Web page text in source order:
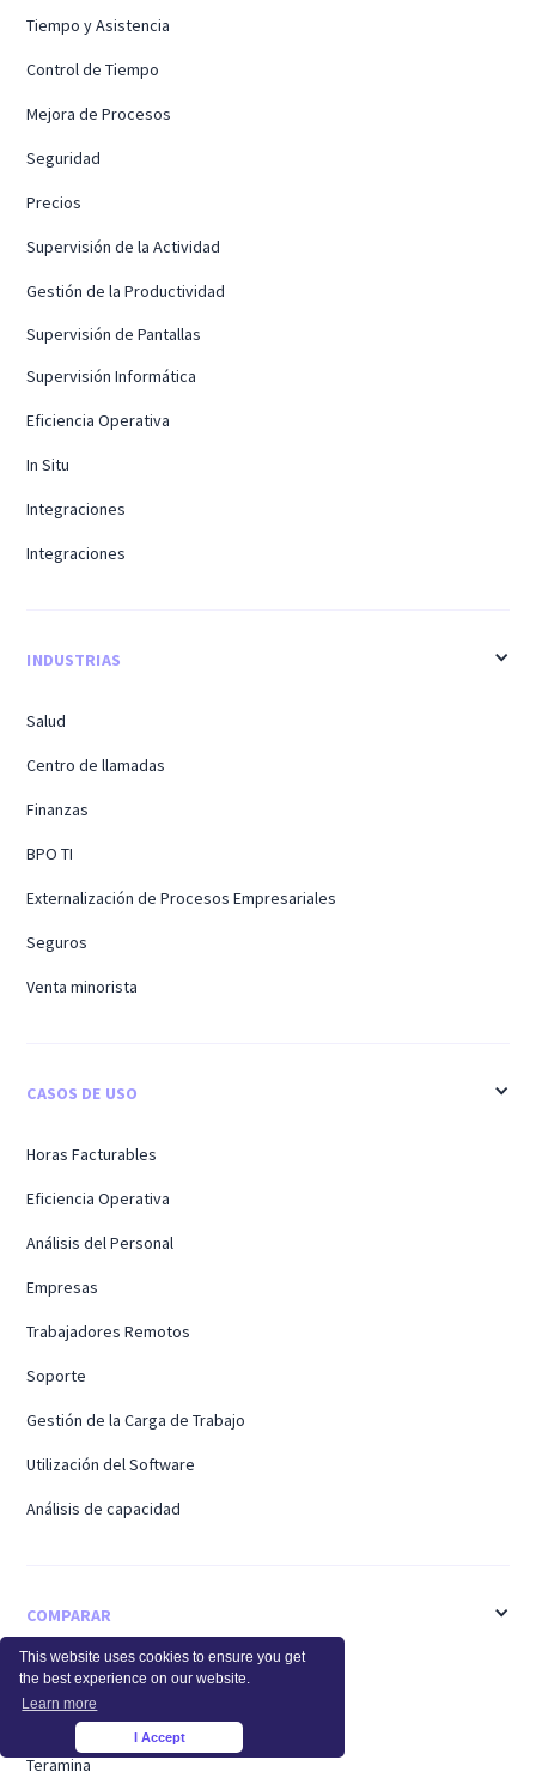
This website uses cookies to ensure you get
the best experience on our website.
Learn more
I Accept
Tiempo y Asistencia
Control de Tiempo
Mejora de Procesos
Seguridad
Precios
Supervisión de la Actividad
Gestión de la Productividad
Supervisión de Pantallas
Supervisión Informática
Eficiencia Operativa
In Situ
Integraciones
Integraciones
INDUSTRIAS
Salud
Centro de llamadas
Finanzas
BPO TI
Externalización de Procesos Empresariales
Seguros
Venta minorista
CASOS DE USO
Horas Facturables
Eficiencia Operativa
Análisis del Personal
Empresas
Trabajadores Remotos
Soporte
Gestión de la Carga de Trabajo
Utilización del Software
Análisis de capacidad
COMPARAR
ActivTrak
Time Doctor
Teramina